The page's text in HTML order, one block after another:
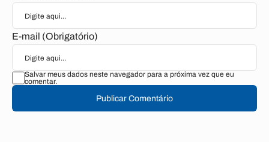
E-mail (Obrigatório)
Salvar meus dados neste navegador para a próxima vez que eu
comentar.
Publicar Comentário